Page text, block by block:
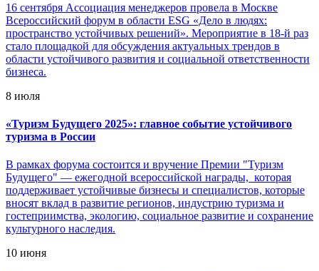
16 сентября Ассоциация менеджеров провела в Москве
Всероссийский форум в области ESG «Дело в людях:
пространство устойчивых решений». Мероприятие в 18-й раз
стало площадкой для обсуждения актуальных трендов в
области устойчивого развития и социальной ответственности
бизнеса.
8 июля
«Туризм Будущего 2025»: главное событие устойчивого
туризма в России
В рамках форума состоится и вручение Премии "Туризм
Будущего" — ежегодной всероссийской награды, которая
поддерживает устойчивые бизнесы и специалистов, которые
вносят вклад в развитие регионов, индустрию туризма и
гостеприимства, экологию, социальное развитие и сохранение
культурного наследия.
10 июня